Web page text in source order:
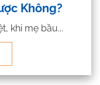
Không?
khi mẹ bầu...